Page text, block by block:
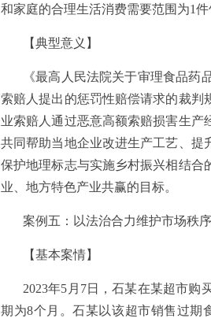
和家庭的合理生活消费需要范围为1
【典型意义】
《最高人民法院关于审理食品
索赔人提出的惩罚性赔偿请求的裁判
业索赔人通过恶意高额索赔损害生
共同帮助当地企业改进生产工艺、提
保护地理标志与实施乡村振兴相结合
业、地方特色产业共赢的目标。
案例五：以法治合力维护市场秩
【基本案情】
2023年5月7日，石某在某超市购
期为8个月。石某以该超市销售过期